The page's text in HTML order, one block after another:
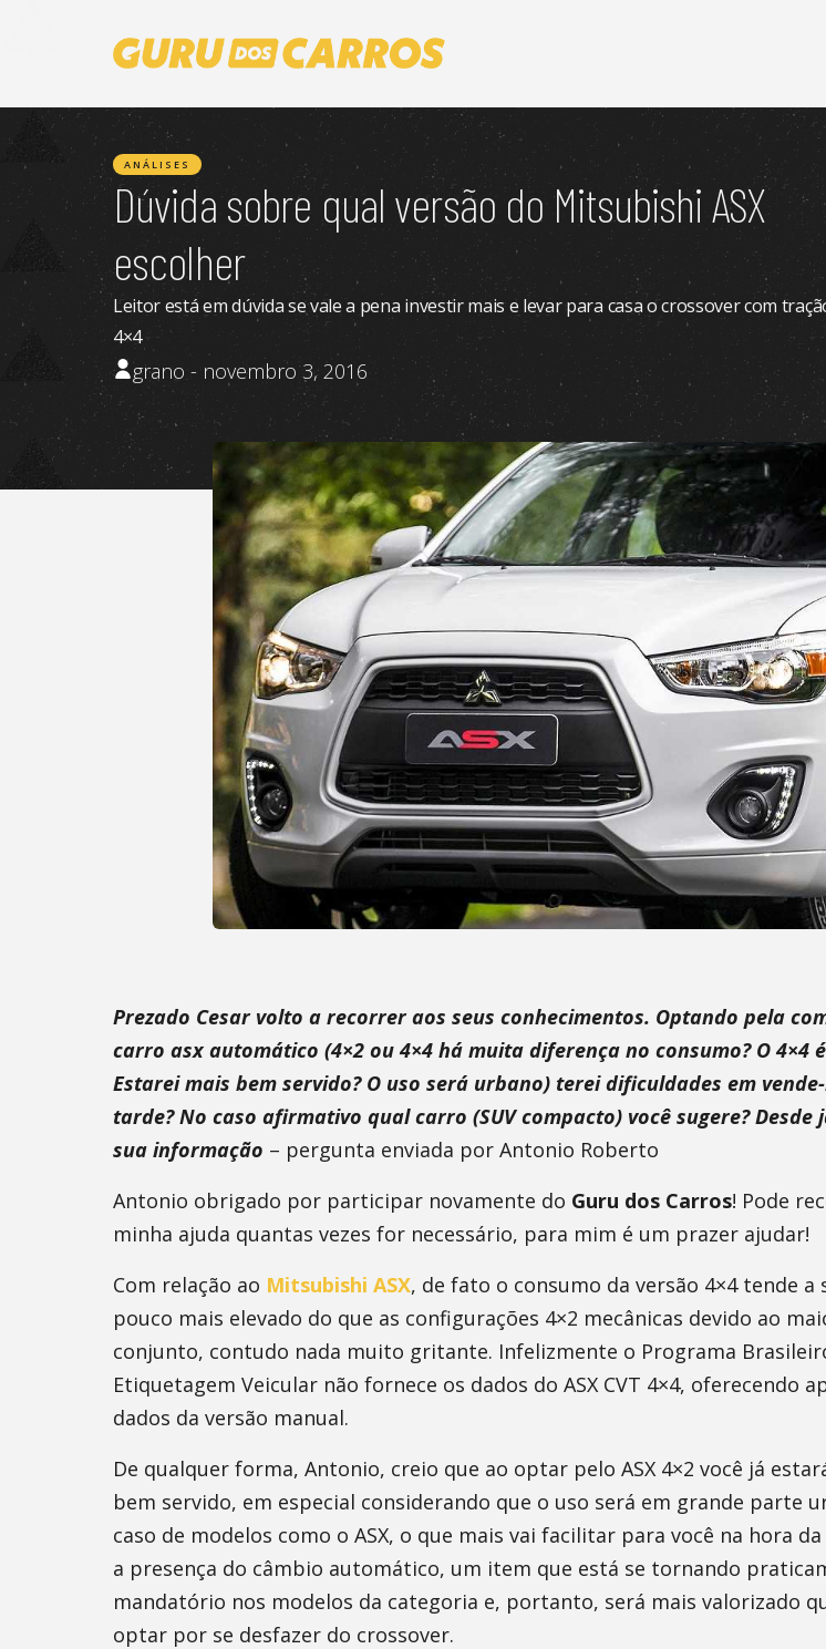
ANÁLISES
Dúvida sobre qual versão do Mitsubishi ASX
escolher
Leitor está em dúvida se vale a pena investir mais e levar para casa o crossover com
4×4
grano - novembro 3, 2016
Prezado Cesar volto a recorrer aos seus conhecimentos. Optando pela
carro asx automático (4×2 ou 4×4 há muita diferença no consumo? O 4×4
Estarei mais bem servido? O uso será urbano) terei dificuldades em
tarde? No caso afirmativo qual carro (SUV compacto) você sugere? Desde
sua informação – pergunta enviada por Antonio Roberto
Antonio obrigado por participar novamente do Guru dos Carros! Pode
minha ajuda quantas vezes for necessário, para mim é um prazer ajudar!
Com relação ao Mitsubishi ASX, de fato o consumo da versão 4×4 tende a
pouco mais elevado do que as configurações 4×2 mecânicas devido ao
conjunto, contudo nada muito gritante. Infelizmente o Programa
Etiquetagem Veicular não fornece os dados do ASX CVT 4×4, oferecendo
dados da versão manual.
De qualquer forma, Antonio, creio que ao optar pelo ASX 4×2 você já
bem servido, em especial considerando que o uso será em grande parte
caso de modelos como o ASX, o que mais vai facilitar para você na hora
a presença do câmbio automático, um item que está se tornando
mandatório nos modelos da categoria e, portanto, será mais valorizado
optar por se desfazer do crossover.